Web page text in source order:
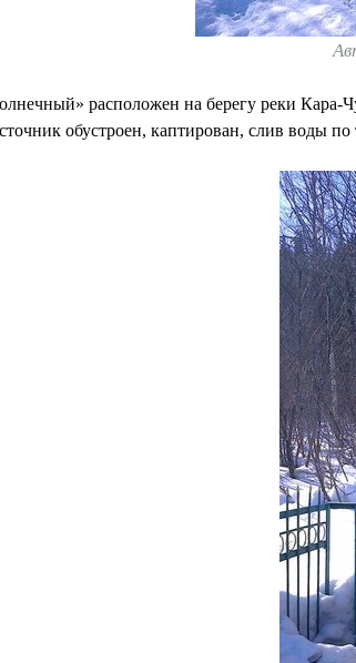
расположен на берегу реки Кара-
обустроен, каптирован, слив воды по